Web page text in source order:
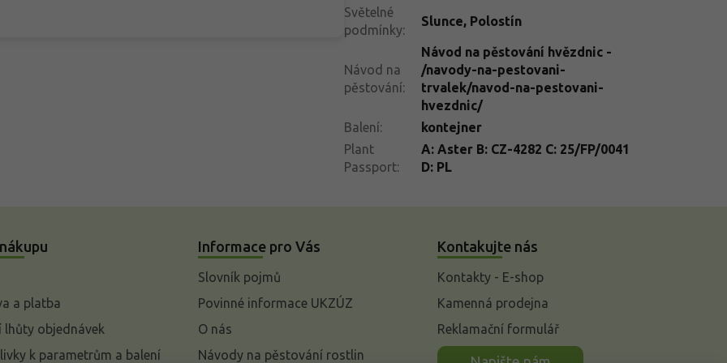
Světelné
podmínky:
Slunce, Polostín
Návod na
pěstování:
Návod na pěstování hvězdnic -
/navody-na-pestovani-
trvalek/navod-na-pestovani-
hvezdnic/
Balení:
kontejner
Plant
Passport:
A: Aster B: CZ-4282 C: 25/FP/0041
D: PL
a platba
lhůty objednávek
k parametrům a balení
Informace pro Vás
Slovník pojmů
Povinné informace UKZÚZ
O nás
Návody na pěstování rostlin
Kontakujte nás
Kontakty - E-shop
Kamenná prodejna
Reklamační formulář